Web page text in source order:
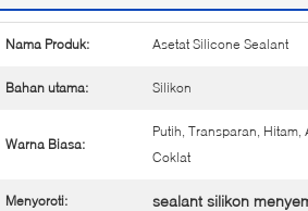
Nama Produk: Asetat Silicone Sealant
Bahan utama: Silikon
Warna Biasa:
Putih, Transparan, Hitam,
Coklat
Menyoroti: sealant silikon